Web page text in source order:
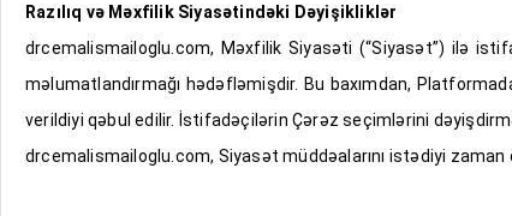
Razılıq və Məxfilik Siyasətindəki Dəyişikliklər
drcemalismailoglu.com, Məxfilik Siyasəti (“Siyasət”) ilə
məlumatlandırmağı hədəfləmişdir. Bu baxımdan,
verildiyi qəbul edilir. İstifadəçilərin Çərəz seçimlərini
drcemalismailoglu.com, Siyasət müddəalarını istədiyi zaman